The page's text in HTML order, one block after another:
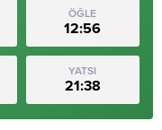
ÖĞLE
12:56
YATSI
21:38